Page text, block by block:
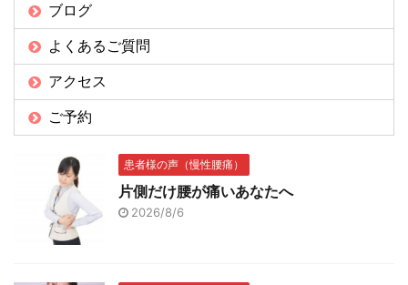
ブログ
よくあるご質問
アクセス
ご予約
患者様の声（慢性腰痛）
片側だけ腰が痛いあなたへ
2026/8/6